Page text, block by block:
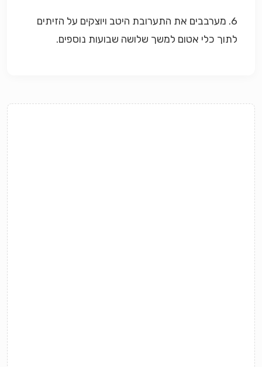
6. מערבבים את התערובת היטב ויוצקים על הזיתים
לתוך כלי אטום למשך שלושה שבועות נוספים.